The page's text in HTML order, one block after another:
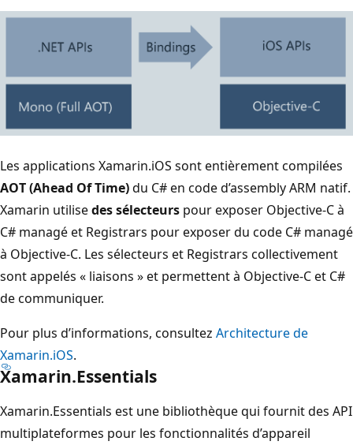
Les applications Xamarin.iOS sont entièrement compilées
AOT (Ahead Of Time)du C# en code d’assembly ARM natif.
Xamarin utilisedes sélecteurs pour exposer Objective-C à
C# managé et Registrars pour exposer du code C# managé
à Objective-C. Les sélecteurs et Registrars collectivement
sont appelés « liaisons » et permettent à Objective-C et C#
de communiquer.
Pour plus d’informations, consultez Architecture de
Xamarin.iOS.
Xamarin.Essentials
Xamarin.Essentials est une bibliothèque qui fournit des API
multiplateformes pour les fonctionnalités d’appareil